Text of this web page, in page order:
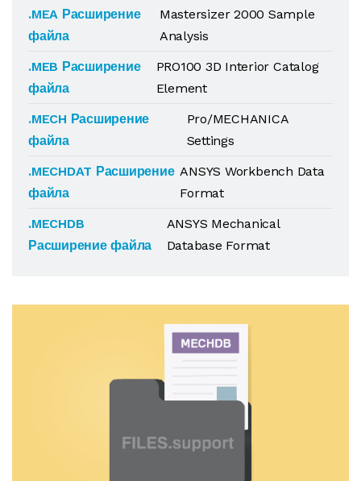
.MEA Расширение
файла
Mastersizer 2000 Sample
Analysis
.MEB Расширение
файла
PRO100 3D Interior Catalog
Element
.MECH Расширение
файла
Pro/MECHANICA
Settings
.MECHDAT Расширение
файла
ANSYS Workbench Data
Format
.MECHDB
Расширение файла
ANSYS Mechanical
Database Format